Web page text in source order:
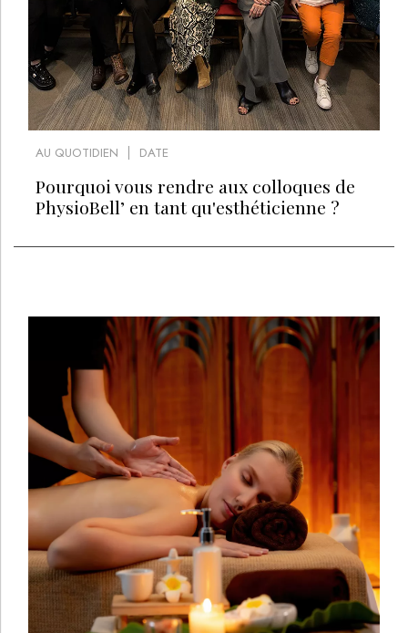
AU QUOTIDIEN DATE
Pourquoi vous rendre aux colloques de
PhysioBell’ en tant qu'esthéticienne ?